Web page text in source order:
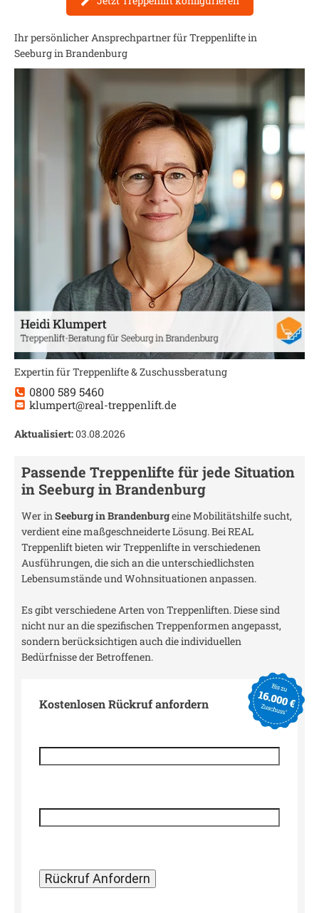
Ihr persönlicher Ansprechpartner für Treppenlifte in
Seeburg in Brandenburg
Expertin für Treppenlifte & Zuschussberatung
0800 589 5460
klumpert@real-treppenlift.de
Aktualisiert:03.08.2026
Passende Treppenlifte für jede Situation
in Seeburg in Brandenburg
Wer inSeeburg in Brandenburgeine Mobilitätshilfe sucht,
verdient eine maßgeschneiderte Lösung. Bei REAL
Treppenlift bieten wir Treppenlifte in verschiedenen
Ausführungen, die sich an die unterschiedlichsten
Lebensumstände und Wohnsituationen anpassen.
Es gibt verschiedene Arten von Treppenliften. Diese sind
nicht nur an die spezifischen Treppenformen angepasst,
sondern berücksichtigen auch die individuellen
Bedürfnisse der Betroffenen.
Kostenlosen Rückruf anfordern